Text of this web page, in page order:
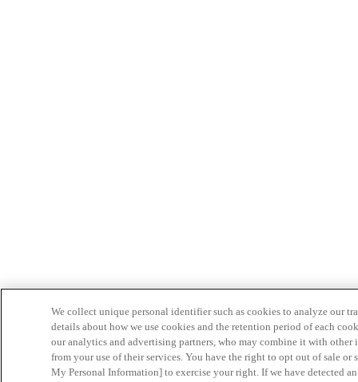
We collect unique personal identifier such as cookies to analyze our
details about how we use cookies and the retention period of each
our analytics and advertising partners, who may combine it with
from your use of their services. You have the right to opt out of sale
My Personal Information] to exercise your right. If we have detected